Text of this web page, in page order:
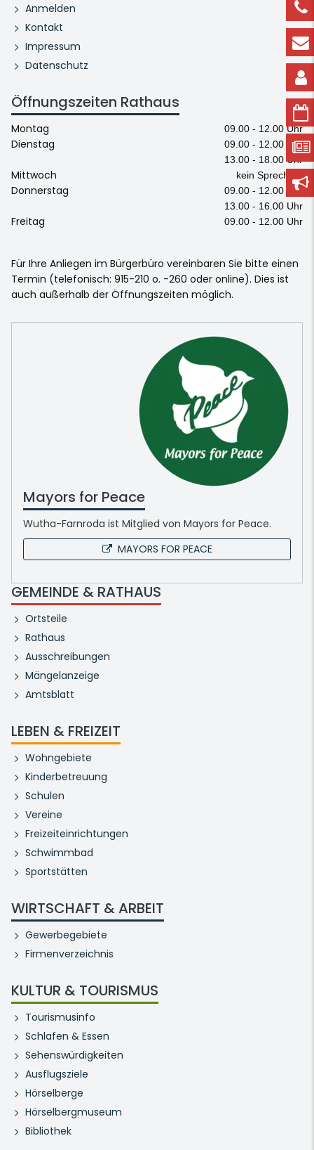
Anmelden
Kontakt
Impressum
Datenschutz
Öffnungszeiten Rathaus
Montag 09.00 - 12.00 Uhr
Dienstag
09.00 - 12.00 Uhr
13.00 - 18.00 Uhr
Mittwoch kein Sprechtag
Donnerstag
09.00 - 12.00 Uhr
13.00 - 16.00 Uhr
Freitag 09.00 - 12.00 Uhr
Für Ihre Anliegen im Bürgerbüro vereinbaren Sie bitte einen
Termin (telefonisch: 915-210 o. -260 oder online). Dies ist
auch außerhalb der Öffnungszeiten möglich.
Mayors for Peace
Wutha-Farnroda ist Mitglied von Mayors for Peace.
MAYORS FOR PEACE
GEMEINDE & RATHAUS
Ortsteile
Rathaus
Ausschreibungen
Mängelanzeige
Amtsblatt
LEBEN & FREIZEIT
Wohngebiete
Kinderbetreuung
Schulen
Vereine
Freizeiteinrichtungen
Schwimmbad
Sportstätten
WIRTSCHAFT & ARBEIT
Gewerbegebiete
Firmenverzeichnis
KULTUR & TOURISMUS
Tourismusinfo
Schlafen & Essen
Sehenswürdigkeiten
Ausflugsziele
Hörselberge
Hörselbergmuseum
Bibliothek